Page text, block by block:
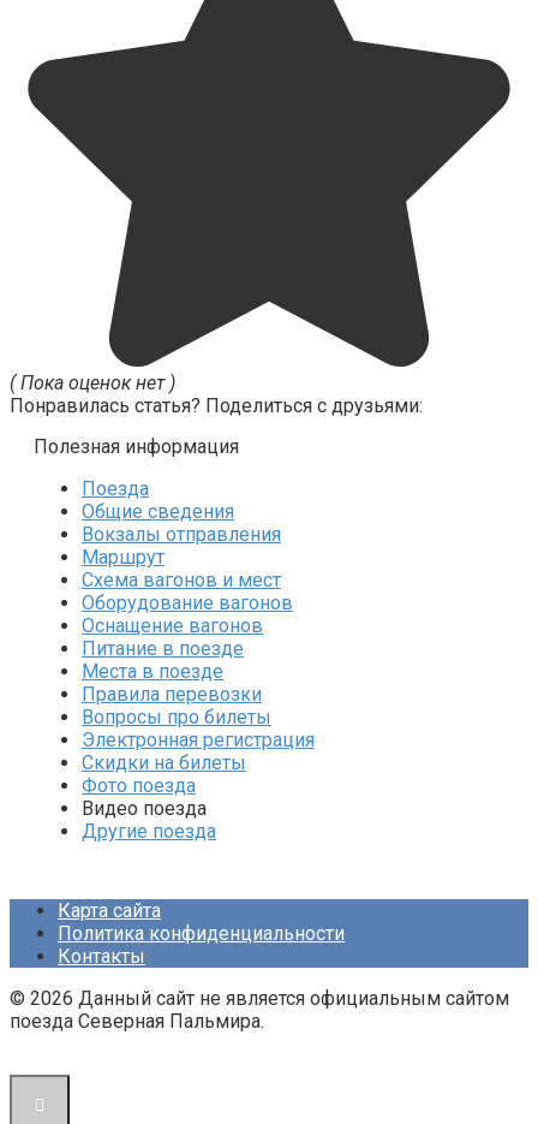
( Пока оценок нет )
Понравилась статья? Поделиться с друзьями:
Полезная информация
Поезда
Общие сведения
Вокзалы отправления
Маршрут
Схема вагонов и мест
Оборудование вагонов
Оснащение вагонов
Питание в поезде
Места в поезде
Правила перевозки
Вопросы про билеты
Электронная регистрация
Скидки на билеты
Фото поезда
Видео поезда
Другие поезда
Карта сайта
Политика конфиденциальности
Контакты
© 2026 Данный сайт не является официальным сайтом
поезда Северная Пальмира.